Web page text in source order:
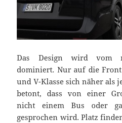
Das Design wird vom
dominiert. Nur auf die Front
und V-Klasse sich näher als
betont, dass von einer
nicht einem Bus oder
gesprochen wird. Platz